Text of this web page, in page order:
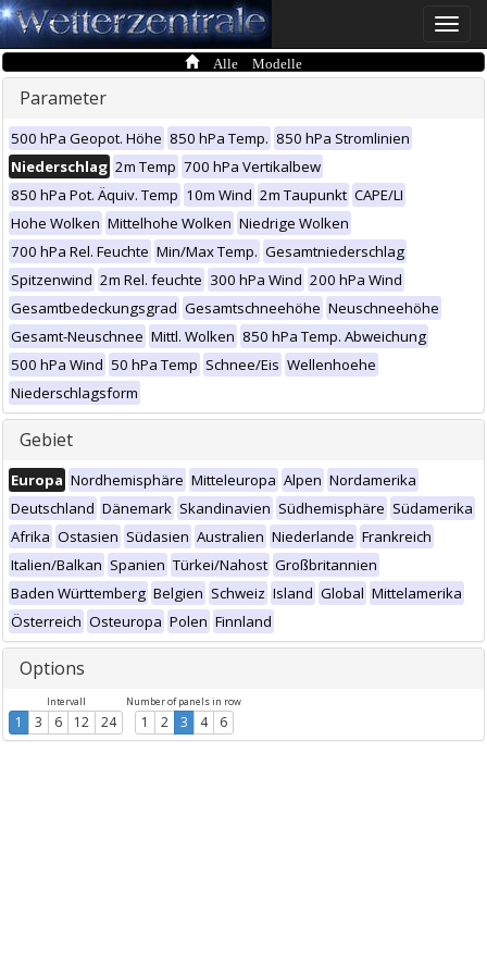
Toggle
Alle Modelle
Parameter
500 hPa Geopot. Höhe 850 hPa Temp. 850 hPa Stromlinien
Niederschlag 2m Temp 700 hPa Vertikalbew
850 hPa Pot. Äquiv. Temp 10m Wind 2m Taupunkt CAPE/LI
Hohe Wolken Mittelhohe Wolken Niedrige Wolken
700 hPa Rel. Feuchte Min/Max Temp. Gesamtniederschlag
Spitzenwind 2m Rel. feuchte 300 hPa Wind 200 hPa Wind
Gesamtbedeckungsgrad Gesamtschneehöhe Neuschneehöhe
Gesamt-Neuschnee Mittl. Wolken 850 hPa Temp. Abweichung
500 hPa Wind 50 hPa Temp Schnee/Eis Wellenhoehe
Niederschlagsform
Gebiet
Europa Nordhemisphäre Mitteleuropa Alpen Nordamerika
Deutschland Dänemark Skandinavien Südhemisphäre Südamerika
Afrika Ostasien Südasien Australien Niederlande Frankreich
Italien/Balkan Spanien Türkei/Nahost Großbritannien
Baden Württemberg Belgien Schweiz Island Global Mittelamerika
Österreich Osteuropa Polen Finnland
Options
Intervall
1 3 6 12 24
Number of panels in row
1 2 3 4 6